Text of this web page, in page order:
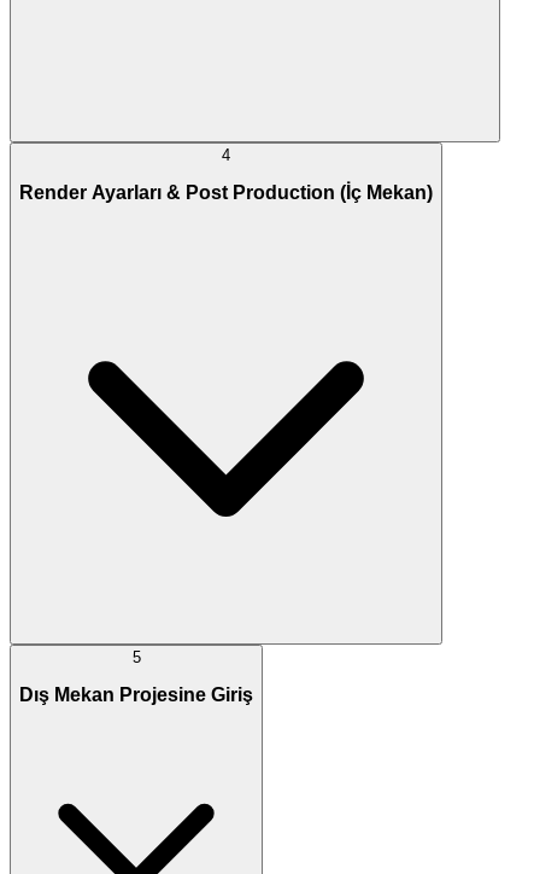
4
Render Ayarları & Post Production (İç Mekan)
5
Dış Mekan Projesine Giriş